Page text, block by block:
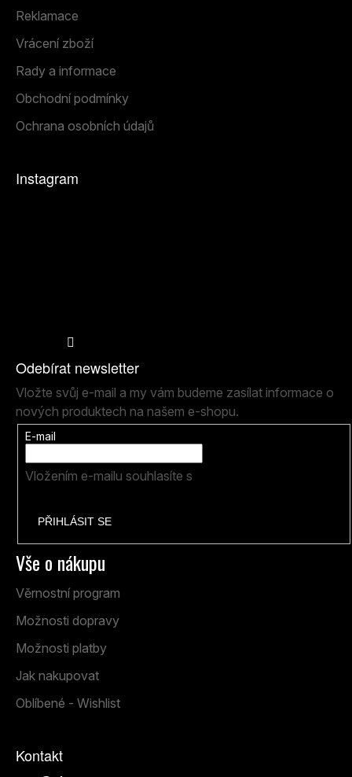
Vše o nákupu
Věrnostní program
Možnosti dopravy
Možnosti platby
Jak nakupovat
Oblíbené - Wishlist
Kontakt
Reklamace
Vrácení zboží
Rady a informace
Obchodní podmínky
Ochrana osobních údajů
Instagram
Odebírat newsletter
Vložte svůj e-mail a my vám budeme zasílat informace o
nových produktech na našem e-shopu.
E-mail
Vložením e-mailu souhlasíte s
PŘIHLÁSIT SE